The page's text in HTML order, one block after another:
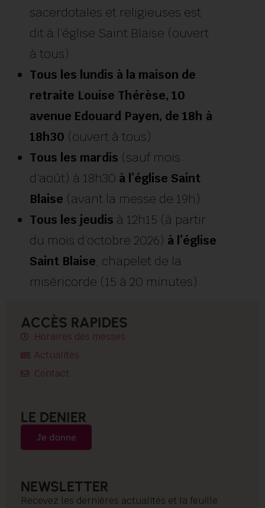
sacerdotales et religieuses est
dit à l’église Saint Blaise (ouvert
à tous)
Tous les lundis à la maison de
retraite Louise Thérèse, 10
avenue Edouard Payen, de 18h à
18h30 (ouvert à tous)
Tous les mardis (sauf mois
d’août) à 18h30 à l’église Saint
Blaise (avant la messe de 19h)
Tous les jeudis à 12h15 (à partir
du mois d’octobre 2026) à l’église
Saint Blaise, chapelet de la
miséricorde (15 à 20 minutes)
ACCÈS RAPIDES
Horaires des messes
Actualités
Contact
LE DENIER
Je donne
NEWSLETTER
Recevez les dernières actualités et la feuille